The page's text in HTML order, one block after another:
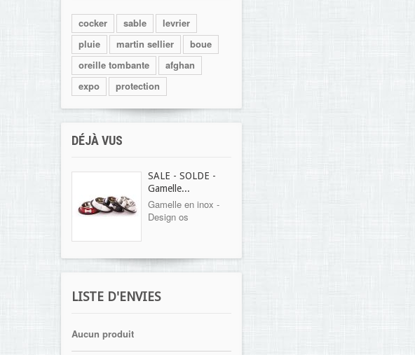
cocker sable
levrier
pluie
martin sellier
boue
oreille tombante
afghan
expo
protection
DÉJÀ VUS
SALE - SOLDE -
Gamelle...
Gamelle en inox -
Design os
LISTE D'ENVIES
Aucun produit